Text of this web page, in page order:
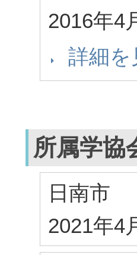
2016年4
詳細を
所属学協
日南市
2021年4